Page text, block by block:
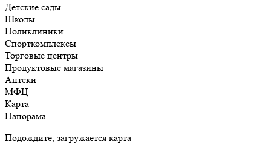
Детские сады
Школы
Поликлиники
Спорткомплексы
Торговые центры
Продуктовые магазины
Аптеки
МФЦ
Карта
Панорама
Подождите, загружается карта